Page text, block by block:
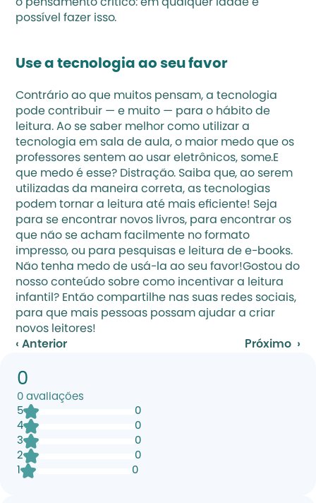
o pensamento crítico: em qualquer idade é
possível fazer isso.
Use a tecnologia ao seu favor
Contrário ao que muitos pensam, a tecnologia
pode contribuir — e muito — para o hábito de
leitura. Ao se saber melhor como utilizar a
tecnologia em sala de aula, o maior medo que os
professores sentem ao usar eletrônicos, some.E
que medo é esse? Distração. Saiba que, ao serem
utilizadas da maneira correta, as tecnologias
podem tornar a leitura até mais eficiente! Seja
para se encontrar novos livros, para encontrar os
que não se acham facilmente no formato
impresso, ou para pesquisas e leitura de e-books.
Não tenha medo de usá-la ao seu favor!Gostou do
nosso conteúdo sobre como incentivar a leitura
infantil? Então compartilhe nas suas redes sociais,
para que mais pessoas possam ajudar a criar
novos leitores!
‹ Anterior
Próximo  ›
0
0 avaliações
5
0
4
0
3
0
2
0
1
0